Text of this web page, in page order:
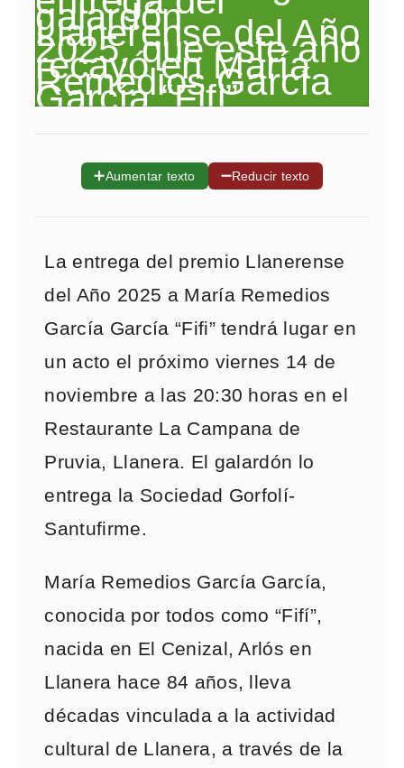
➕Aumentar texto ➖Reducir texto
La entrega del premio Llanerense
del Año 2025 a María Remedios
García García “Fifi” tendrá lugar en
un acto el próximo viernes 14 de
noviembre a las 20:30 horas en el
Restaurante La Campana de
Pruvia, Llanera. El galardón lo
entrega la Sociedad Gorfolí-
Santufirme.
María Remedios García García,
conocida por todos como “Fifí”,
nacida en El Cenizal, Arlós en
Llanera hace 84 años, lleva
décadas vinculada a la actividad
cultural de Llanera, a través de la